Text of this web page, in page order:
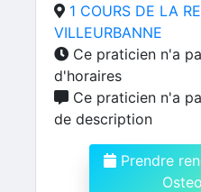
1 COURS DE LA
VILLEURBANNE
Ce praticien n'a
d'horaires
Ce praticien n'a
de description
Prendre